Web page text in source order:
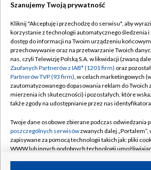
TVP
Abonament TVP
Emisja w TVP
Centrum informacji TVP
Naziemna Telewizja Cyfrowa
Rada Programowa
System NOS
Informacje o nadawcy
Regulamin TVP
Polityka prywatności
Moje zgody
Pomoc
Kontakt
Kanały
Szanujemy Twoją prywatność
Kliknij "Akceptuję i przechodzę do serwisu", aby
korzystanie z technologii automatycznego śledzenia i
dostęp do informacji na Twoim urządzeniu
przechowywanie oraz na przetwarzanie Twoich
nas, czyli Telewizję Polską S.A. w likwidacji (zwaną
Zaufanych Partnerów z IAB* (1201 firm) oraz
Partnerów TVP (93 firm), w celach marketingowych
zautomatyzowanego dopasowania reklam do Twoich
mierzenia ich skuteczności) i pozostałych, które
także zgody na udostępnianie przez nas identyfikatora
Twoje dane osobowe zbierane podczas odwiedzania
poszczególnych serwisówzwanych dalej
zapisywane za pomocą technologii takich jak: pliki
WWW lub innych podobnych technologii